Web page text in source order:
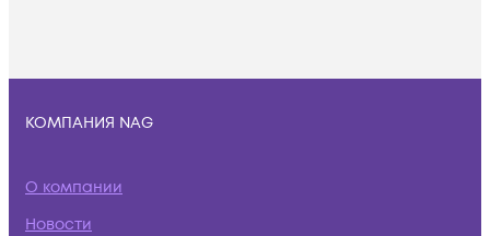
КОМПАНИЯ NAG
О компании
Новости